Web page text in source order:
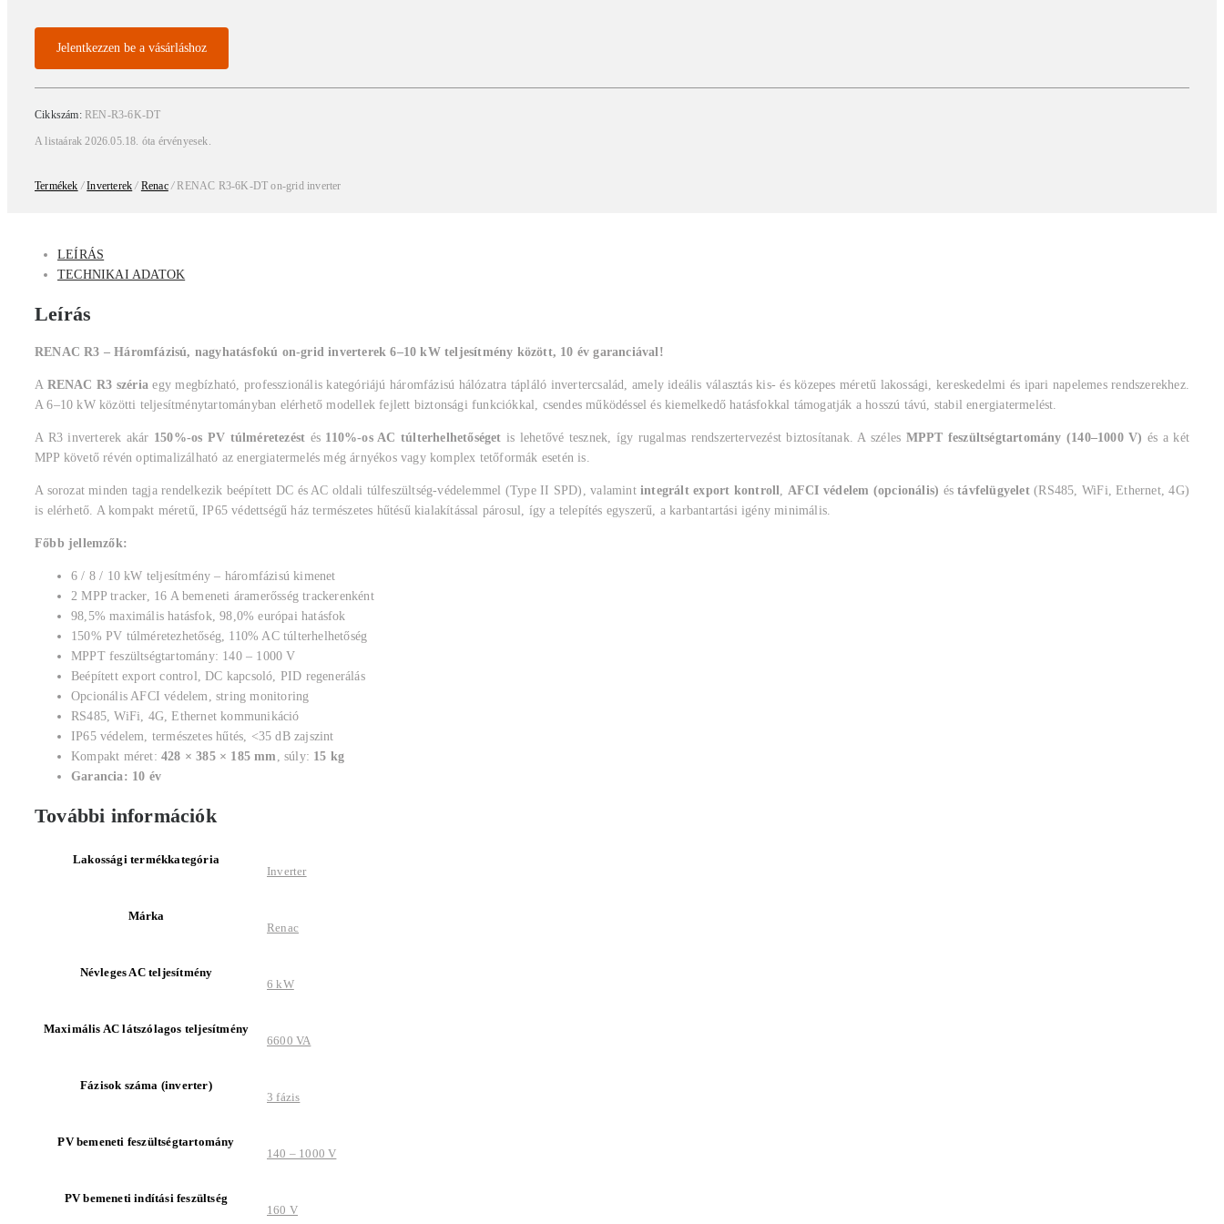
Jelentkezzen be a vásárláshoz
Cikkszám:REN-R3-6K-DT
A listaárak 2026.05.18. óta érvényesek.
Termékek / Inverterek / Renac /RENAC R3-6K-DT on-grid inverter
LEÍRÁS
TECHNIKAI ADATOK
Leírás
RENAC R3 – Háromfázisú, nagyhatásfokú on-grid inverterek 6–10 kW teljesítmény között, 10 év garanciával!
A RENAC R3 szériaegy megbízható, professzionális kategóriájú háromfázisú hálózatra tápláló invertercsalád, amely ideális választás kis- és közepes méretű lakossági, kereskedelmi és ipari napelemes rendszerekhez.
A 6–10 kW közötti teljesítménytartományban elérhető modellek fejlett biztonsági funkciókkal, csendes működéssel és kiemelkedő hatásfokkal támogatják a hosszú távú, stabil energiatermelést.
A R3 inverterek akár 150%-os PV túlméretezést és 110%-os AC túlterhelhetőséget is lehetővé tesznek, így rugalmas rendszertervezést biztosítanak. A széles MPPT feszültségtartomány (140–1000 V) és a két
MPP követő révén optimalizálható az energiatermelés még árnyékos vagy komplex tetőformák esetén is.
A sorozat minden tagja rendelkezik beépített DC és AC oldali túlfeszültség-védelemmel (Type II SPD), valamintintegrált export kontroll, AFCI védelem (opcionális) éstávfelügyelet(RS485, WiFi, Ethernet, 4G)
is elérhető. A kompakt méretű, IP65 védettségű ház természetes hűtésű kialakítással párosul, így a telepítés egyszerű, a karbantartási igény minimális.
Főbb jellemzők:
6 / 8 / 10 kW teljesítmény – háromfázisú kimenet
2 MPP tracker, 16 A bemeneti áramerősség trackerenként
98,5% maximális hatásfok, 98,0% európai hatásfok
150% PV túlméretezhetőség, 110% AC túlterhelhetőség
MPPT feszültségtartomány: 140 – 1000 V
Beépített export control, DC kapcsoló, PID regenerálás
Opcionális AFCI védelem, string monitoring
RS485, WiFi, 4G, Ethernet kommunikáció
IP65 védelem, természetes hűtés, <35 dB zajszint
Kompakt méret: 428 × 385 × 185 mm , súly: 15 kg
Garancia: 10 év
További információk
Lakossági termékkategória
Inverter
Márka
Renac
Névleges AC teljesítmény
6 kW
Maximális AC látszólagos teljesítmény
6600 VA
Fázisok száma (inverter)
3 fázis
PV bemeneti feszültségtartomány
140 – 1000 V
PV bemeneti indítási feszültség
160 V